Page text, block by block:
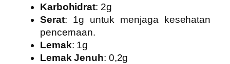
Karbohidrat: 2g
Serat: 1g untuk menjaga kesehatan
pencernaan.
Lemak: 1g
Lemak Jenuh: 0,2g